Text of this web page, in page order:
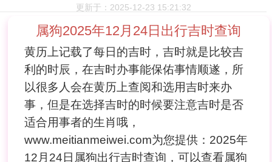
更新于：2025-12-23 15:21:32
属狗2025年12月24日出行吉时查询
黄历上记载了每日的吉时，吉时就是比较吉
利的时辰，在吉时办事能保佑事情顺遂，所
以很多人会在黄历上查阅和选用吉时来办
事，但是在选择吉时的时候要注意吉时是否
适合用事者的生肖哦，
www.meitianmeiwei.com为您提供：2025年
12月24日属狗出行吉时查询，可以查看属狗